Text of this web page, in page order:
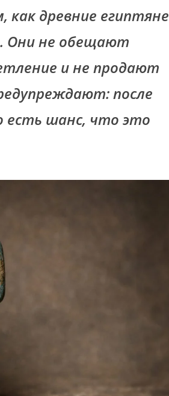
древние египтяне
Они не обещают
и не продают
после
есть шанс, что это